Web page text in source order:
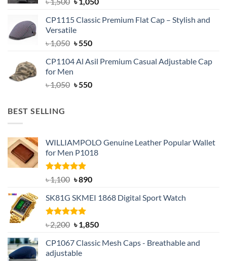
was:
৳ 1,500.
is:
CP1115 Classic Premium Flat Cap – Stylish and
Versatile
৳1,050 Original
was:
৳550Current
is:
CP1104 Al Asil Premium Casual Adjustable Cap
for Men
৳1,050 Original
৳550Current
BEST SELLING
WILLIAMPOLO Genuine Leather Popular Wallet
for Men P1018
Rated5.00
out of 5
৳1,100 Original
was:
৳ 1,100.
৳890Current
is:
SK81G SKMEI 1868 Digital Sport Watch
Rated5.00
out of 5
৳2,200 Original
was:
৳ 2,200.
৳1,850Current
is:
CP1067 Classic Mesh Caps - Breathable and
adjustable